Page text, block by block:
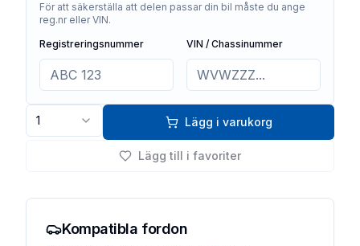
För att säkerställa att delen passar din bil måste du ange
reg.nr eller VIN.
Registreringsnummer
VIN / Chassinummer
1 Lägg i varukorg
Lägg till i favoriter
Kompatibla fordon